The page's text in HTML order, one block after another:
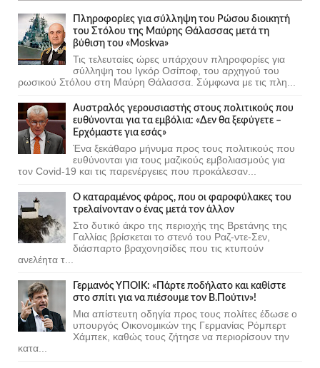
Πληροφορίες για σύλληψη του Ρώσου διοικητή
του Στόλου της Mαύρης Θάλασσας μετά τη
βύθιση του «Moskva»
Τις τελευταίες ώρες υπάρχουν πληροφορίες για
σύλληψη του Ιγκόρ Οσίποφ, του αρχηγού του
ρωσικού Στόλου στη Μαύρη Θάλασσα. Σύμφωνα με τις πλη...
Αυστραλός γερουσιαστής στους πολιτικούς που
ευθύνονται για τα εμβόλια: «Δεν θα ξεφύγετε –
Ερχόμαστε για εσάς»
Ένα ξεκάθαρο μήνυμα προς τους πολιτικούς που
ευθύνονται για τους μαζικούς εμβολιασμούς για
τον Covid-19 και τις παρενέργειες που προκάλεσαν...
Ο καταραμένος φάρος, που οι φαροφύλακες του
τρελαίνονταν ο ένας μετά τον άλλον
Στο δυτικό άκρο της περιοχής της Βρετάνης της
Γαλλίας βρίσκεται το στενό του Ραζ-ντε-Σεν,
διάσπαρτο βραχονησίδες που τις κτυπούν
ανελέητα τ...
Γερμανός ΥΠΟΙΚ: «Πάρτε ποδήλατο και καθίστε
στο σπίτι για να πιέσουμε τον Β.Πούτιν»!
Μια απίστευτη οδηγία προς τους πολίτες έδωσε ο
υπουργός Οικονομικών της Γερμανίας Ρόμπερτ
Χάμπεκ, καθώς τους ζήτησε να περιορίσουν την
κατα...